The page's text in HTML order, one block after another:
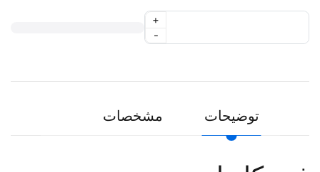
-
+
توضیحات مشخصات